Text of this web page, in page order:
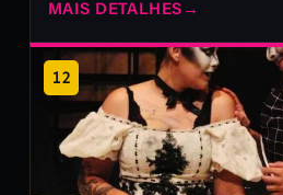
MAIS DETALHES →
12